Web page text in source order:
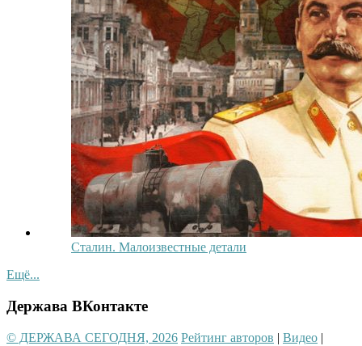
Сталин. Малоизвестные детали
Ещё...
Держава ВКонтакте
© ДЕРЖАВА СЕГОДНЯ, 2026 Рейтинг авторов | Видео |